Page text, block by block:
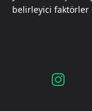
belirleyici faktörler